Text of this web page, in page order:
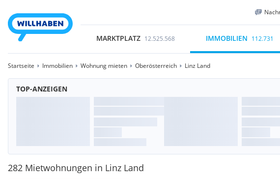
MARKTPLATZ 12.525.568 IMMOBILIEN 112.731
Startseite Immobilien Wohnung mieten Oberösterreich Linz Land
TOP-ANZEIGEN
282 Mietwohnungen in Linz Land